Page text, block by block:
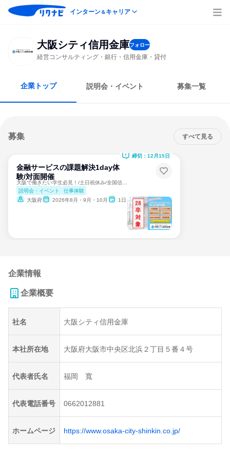
インターン＆キャリア
大阪シティ信用金庫フォロー
経営コンサルティング・銀行・信用金庫・貸付
企業トップ 説明会・イベント 募集一覧
募集 すべて見る
金融サービスの課題解決1day体
験/対面開催
説明会・イベント
仕事体験
大阪府
2026年8月・9月・10月 1日
締切：12月15日
企業情報
企業概要
社名 大阪シティ信用金庫
本社所在地 大阪府大阪市中央区北浜２丁目５番４号
代表者氏名 福岡 寬
代表電話番号 0662012881
ホームページ https://www.osaka-city-shinkin.co.jp/